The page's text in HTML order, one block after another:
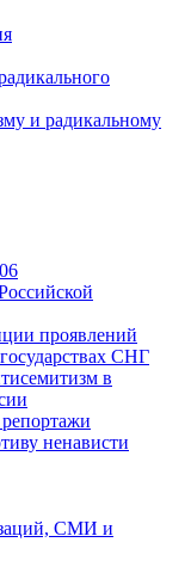
и радикальному
проявлений
СНГ
в
ненависти
СМИ и